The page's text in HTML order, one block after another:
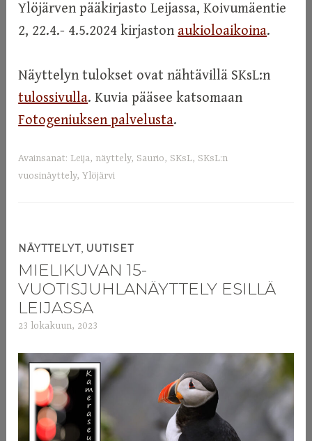
Ylöjärven pääkirjasto Leijassa, Koivumäentie
2, 22.4.- 4.5.2024 kirjaston aukioloaikoina.
Näyttelyn tulokset ovat nähtävillä SKsL:n
tulossivulla. Kuvia pääsee katsomaan
Fotogeniuksen palvelusta.
Avainsanat: Leija, näyttely, Saurio, SKsL, SKsL:n
vuosinäyttely,Ylöjärvi
NÄYTTELYT UUTISET
MIELIKUVAN 15-
VUOTISJUHLANÄYTTELY ESILLÄ
LEIJASSA
23 lokakuun, 2023
m
i